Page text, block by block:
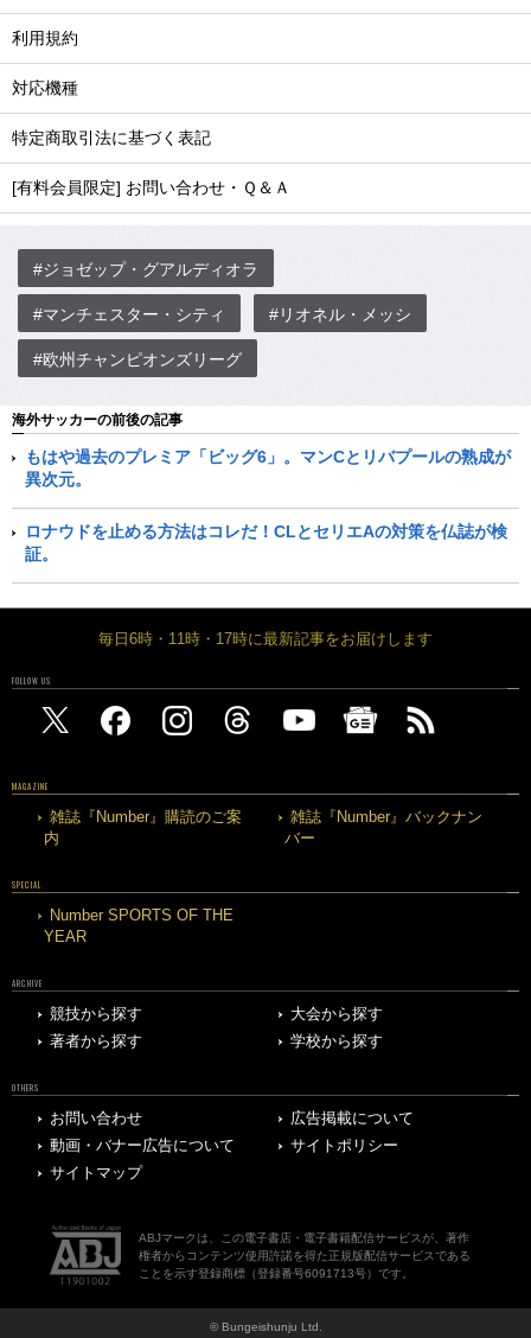
利用規約
対応機種
特定商取引法に基づく表記
[有料会員限定] お問い合わせ・Ｑ＆Ａ
#ジョゼップ・グアルディオラ
#マンチェスター・シティ #リオネル・メッシ
#欧州チャンピオンズリーグ
海外サッカーの前後の記事
もはや過去のプレミア「ビッグ6」。マンCとリバプールの熟成が
異次元。
ロナウドを止める方法はコレだ！CLとセリエAの対策を仏誌が検
証。
毎日6時・11時・17時に最新記事をお届けします
FOLLOW US
MAGAZINE
雑誌『Number』購読のご案
内
雑誌『Number』バックナン
バー
SPECIAL
Number SPORTS OF THE
YEAR
ARCHIVE
競技から探す
大会から探す
著者から探す
学校から探す
OTHERS
お問い合わせ
広告掲載について
動画・バナー広告について
サイトポリシー
サイトマップ
ABJマークは、この電子書店・電子書籍配信サービスが、著作
権者からコンテンツ使用許諾を得た正規版配信サービスである
ことを示す登録商標（登録番号6091713号）です。
© Bungeishunju Ltd.